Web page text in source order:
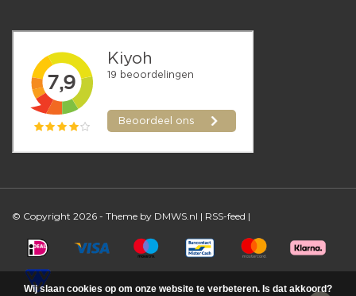
© Copyright 2026 - Theme by DMWS.nl | RSS-feed |
Wij slaan cookies op om onze website te verbeteren. Is dat akkoord?